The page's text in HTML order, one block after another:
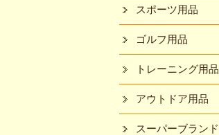
スポーツ用品
ゴルフ用品
トレーニング用品
アウトドア用品
スーパーブランド